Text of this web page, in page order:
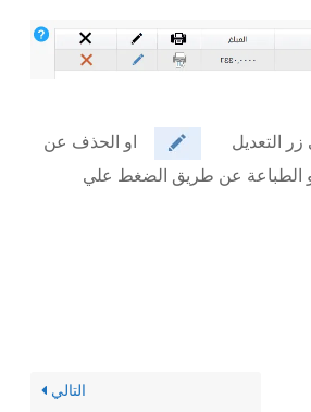
زر التعديل
او الحذف عن
الطباعة عن طريق الضغط علي
التالي